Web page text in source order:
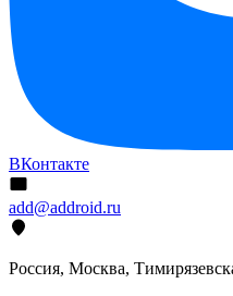
ВКонтакте
add@addroid.ru
Россия, Москва,